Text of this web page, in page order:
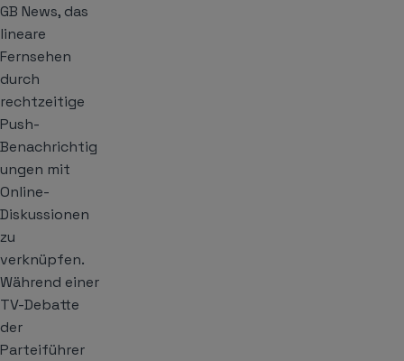
GB News, das
lineare
Fernsehen
durch
rechtzeitige
Push-
Benachrichtig
ungen mit
Online-
Diskussionen
zu
verknüpfen.
Während einer
TV-Debatte
der
Parteiführer